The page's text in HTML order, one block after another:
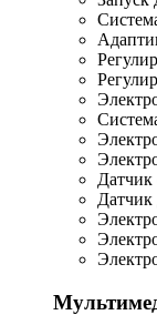
Датчик